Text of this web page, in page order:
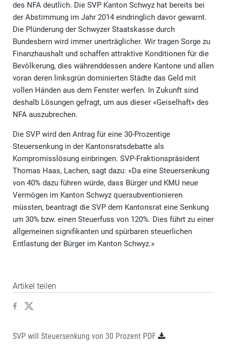
des NFA deutlich. Die SVP Kanton Schwyz hat bereits bei
der Abstimmung im Jahr 2014 eindringlich davor gewarnt.
Die Plünderung der Schwyzer Staatskasse durch
Bundesbern wird immer unerträglicher. Wir tragen Sorge zu
Finanzhaushalt und schaffen attraktive Konditionen für die
Bevölkerung, dies währenddessen andere Kantone und allen
voran deren linksgrün dominierten Städte das Geld mit
vollen Händen aus dem Fenster werfen. In Zukunft sind
deshalb Lösungen gefragt, um aus dieser «Geiselhaft» des
NFA auszubrechen.
Die SVP wird den Antrag für eine 30-Prozentige
Steuersenkung in der Kantonsratsdebatte als
Kompromisslösung einbringen. SVP-Fraktionspräsident
Thomas Haas, Lachen, sagt dazu: «Da eine Steuersenkung
von 40% dazu führen würde, dass Bürger und KMU neue
Vermögen im Kanton Schwyz quersubventionieren
müssten, beantragt die SVP dem Kantonsrat eine Senkung
um 30% bzw. einen Steuerfuss von 120%. Dies führt zu einer
allgemeinen signifikanten und spürbaren steuerlichen
Entlastung der Bürger im Kanton Schwyz.»
Artikel teilen
SVP will Steuersenkung von 30 Prozent PDF